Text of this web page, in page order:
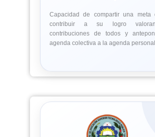
Capacidad de compartir una meta
contribuir a su logro
contribuciones de todos y
agenda colectiva a la agenda